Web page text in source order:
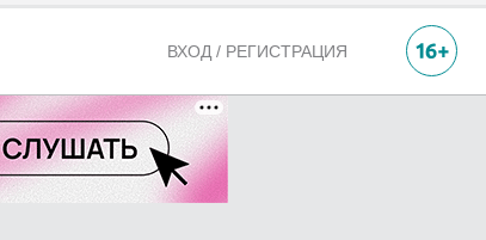
ВХОД / РЕГИСТРАЦИЯ